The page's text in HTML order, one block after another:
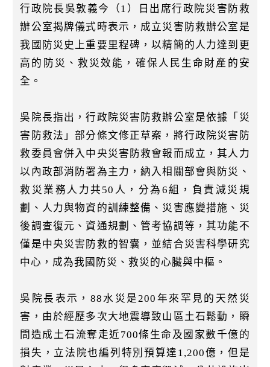
行政院長吳敦義今（1）日出席行政院災害防救
辦公室揭牌儀式時表示，成立災害防救辦公室是
我國防災史上重要里程碑，以精簡的人力達到更
高的防災、救災效能，確保人民生命財產的安
全。
吳院長指出，行政院災害防救辦公室是依據「災
害防救法」部分條文修正草案，將行政院災害防
救委員會併入中央災害防救會報而成立，其人力
以內政部消防署為主力，納入相關部會與防災、
救災業務人力共50人，分為6組，負責減災規
劃、人力與物資的訓練整備、災害應變措施、災
後調查復元、資通規劃、管考協調等，其功能不
僅是中央災害防救的智囊，並結合災害科學研究
中心，成為我國防災、救災的心臟與中樞。
吳院長表示，88水災是200年來罕見的天然災
害，由於經歷多次大地震導致山區土石鬆動，瞬
間造成土石流奪走近700條生命及國家數千億的
損失，立法院也編列特別預算達1,200億，但是